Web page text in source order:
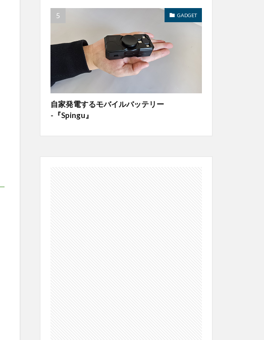
GADGET
自家発電するモバイルバッテリー
-『Spingu』